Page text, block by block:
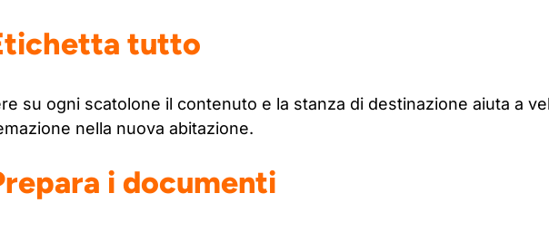
tutto
su ogni scatolone il contenuto e la stanza di destinazione aiuta a
nella nuova abitazione.
i documenti